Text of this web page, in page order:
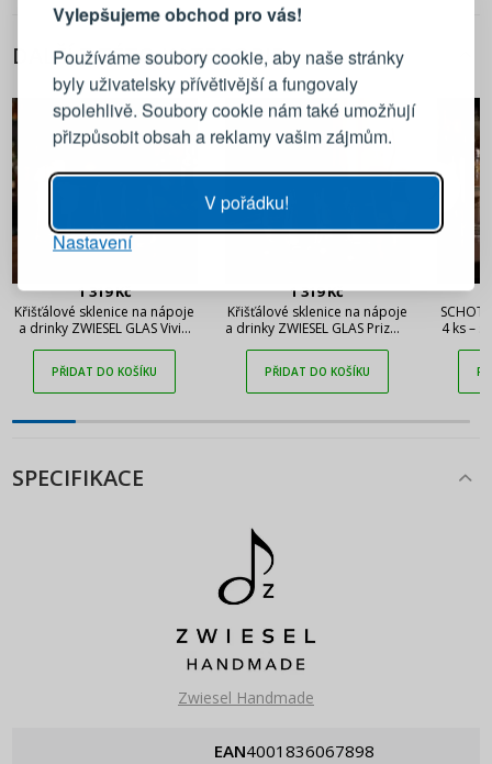
Vylepšujeme obchod pro vás!
Používáme soubory cookie, aby naše stránky
byly uživatelsky přívětivější a fungovaly
spolehlivě. Soubory cookie nám také umožňují
přizpůsobit obsah a reklamy vašim zájmům.
V pořádku!
Nastavení
DALŠÍ Z TÉTO KATEGORIE
1 319 Kč
Křišťálové sklenice na nápoje
a drinky ZWIESEL GLAS Vivid
PŘIDAT DO KOŠÍKU
1 319 Kč
Křišťálové sklenice na nápoje
a drinky ZWIESEL GLAS Prizma
PŘIDAT DO KOŠÍKU
4 ks –
SPECIFIKACE
Zwiesel Handmade
EAN 4001836067898
Přihlaste se ke svému účtu
Emailová adresa
PŘIHLÁSIT SE
Připomenutí hesla